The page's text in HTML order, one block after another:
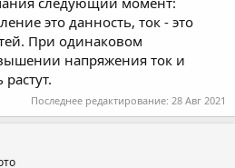
это данность, ток - это
При одинаковом
напряжения ток и
Последнее редактирование: 28 Авг 2021